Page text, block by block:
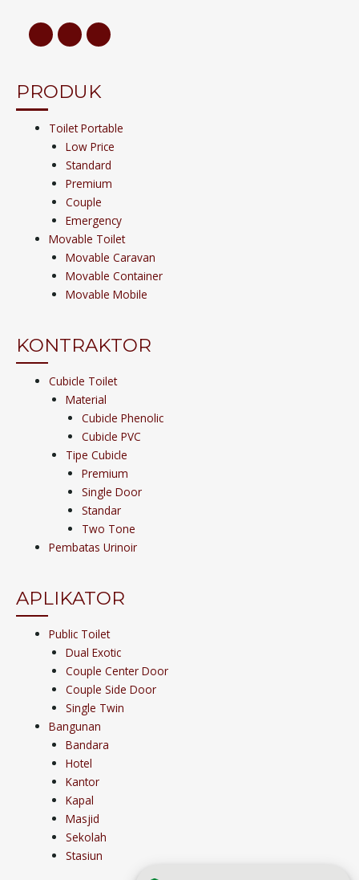
PRODUK
Toilet Portable
Low Price
Standard
Premium
Couple
Emergency
Movable Toilet
Movable Caravan
Movable Container
Movable Mobile
KONTRAKTOR
Cubicle Toilet
Material
Cubicle Phenolic
Cubicle PVC
Tipe Cubicle
Premium
Single Door
Standar
Two Tone
Pembatas Urinoir
APLIKATOR
Public Toilet
Dual Exotic
Couple Center Door
Couple Side Door
Single Twin
Bangunan
Bandara
Hotel
Kantor
Kapal
Masjid
Sekolah
Stasiun